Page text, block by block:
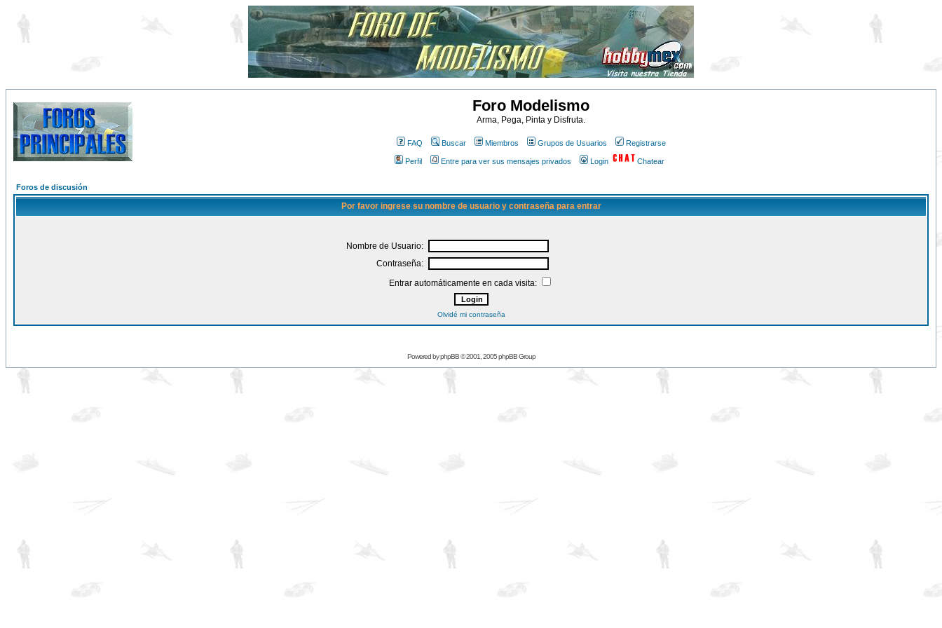
Foro Modelismo
Arma, Pega, Pinta y Disfruta.
FAQ Buscar Miembros Grupos de Usuarios Registrarse
Perfil Entre para ver sus mensajes privados Login Chatear
Foros de discusión
Por favor ingrese su nombre de usuario y contraseña para entrar
Nombre de Usuario:
Contraseña:
Entrar automáticamente en cada visita:
Olvidé mi contraseña
Powered byphpBB© 2001, 2005 phpBB Group